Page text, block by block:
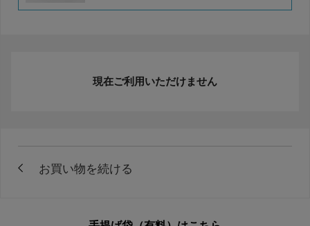
現在ご利用いただけません